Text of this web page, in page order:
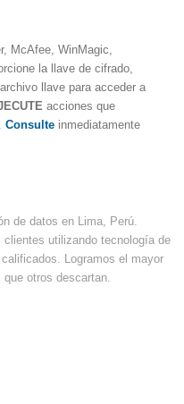
McAfee, WinMagic,
la llave de cifrado,
llave para acceder a
acciones que
Consulte inmediatamente
de datos en Lima, Perú.
utilizando tecnología de
Logramos el mayor
otros descartan.